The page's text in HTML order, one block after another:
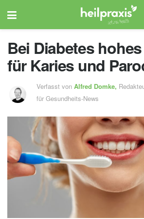
Bei Diabetes
für Karies und
Verfasst vonAlfred Domke,
für Gesundheits-News